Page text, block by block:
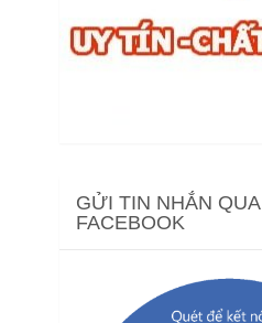
GỬI TIN NHẮN QUA
FACEBOOK